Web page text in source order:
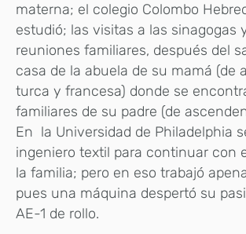
materna; el colegio Colombo
estudió; las visitas a las sinagogas
reuniones familiares, después del
casa de la abuela de su mamá (de
turca y francesa) donde se
familiares de su padre (de
En la Universidad de Philadelphia
ingeniero textil para continuar con
la familia; pero en eso trabajó
pues una máquina despertó su
AE-1 de rollo.